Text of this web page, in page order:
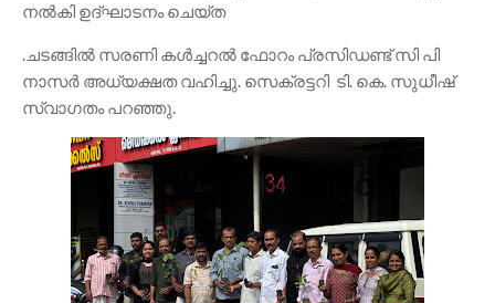
നൽകി ഉദ്ഘാടനം ചെയ്ത
.ചടങ്ങിൽ സരണി കൾച്ചറൽ ഫോറം പ്രസിഡണ്ട്‌ സി പി
നാസർ അധ്യക്ഷത വഹിച്ചു. സെക്രട്ടറി ടി. കെ. സുധീഷ്
സ്വാഗതം പറഞ്ഞു.